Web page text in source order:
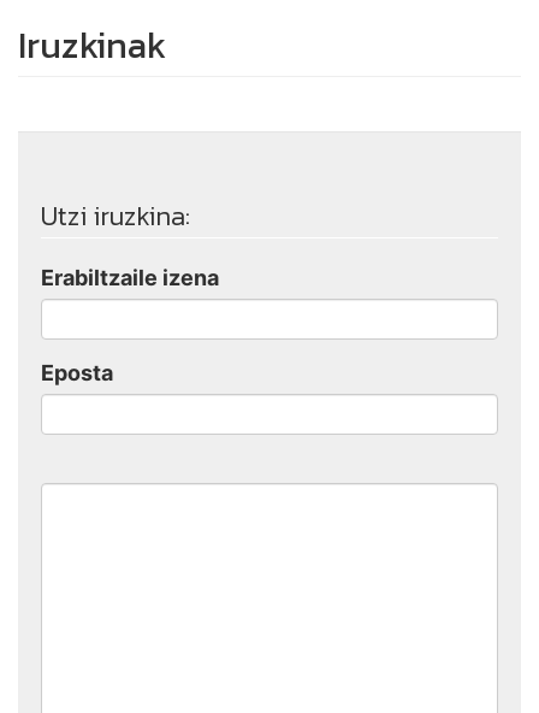
Iruzkinak
Utzi iruzkina:
Erabiltzaile izena
Eposta